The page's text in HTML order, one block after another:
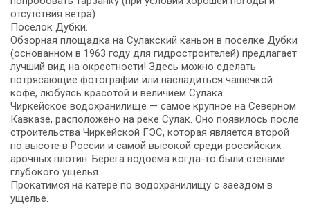
отсутствия ветра).
Поселок Дубки.
Обзорная площадка на Сулакский каньон в поселке Дубки
(основанном в 1963 году для гидростроителей) предлагает
лучший вид на окрестности! Здесь можно сделать
потрясающие фотографии или насладиться чашечкой
кофе, любуясь красотой и величием Сулака.
Чиркейское водохранилище — самое крупное на Северном
Кавказе, расположено на реке Сулак. Оно появилось после
строительства Чиркейской ГЭС, которая является второй
по высоте в России и самой высокой среди российских
арочных плотин. Берега водоема когда-то были стенами
глубокого ущелья.
Прокатимся на катере по водохранилищу с заездом в
ущелье.